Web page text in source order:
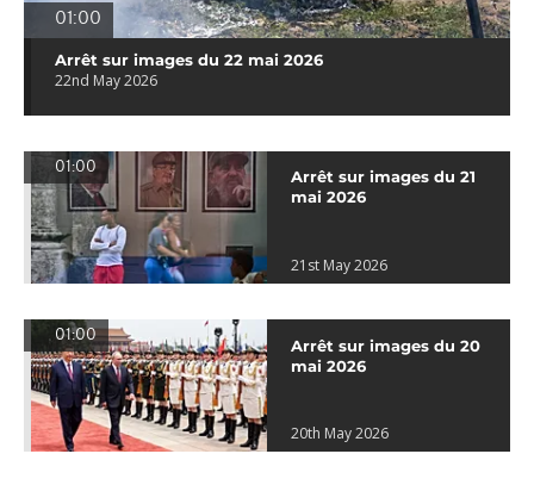
01:00
Arrêt sur images du 22 mai 2026
22nd May 2026
01:00
Arrêt sur images du 21
mai 2026
21st May 2026
01:00
Arrêt sur images du 20
mai 2026
20th May 2026